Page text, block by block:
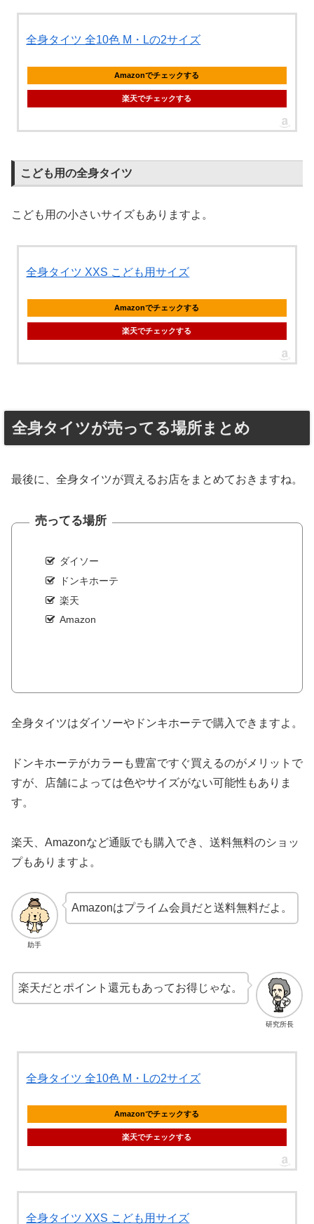
全身タイツ 全10色 M・Lの2サイズ
Amazonでチェックする
楽天でチェックする
こども用の全身タイツ
こども用の小さいサイズもありますよ。
全身タイツ XXS こども用サイズ
Amazonでチェックする
楽天でチェックする
全身タイツが売ってる場所まとめ
最後に、全身タイツが買えるお店をまとめておきますね。
売ってる場所
ダイソー
ドンキホーテ
楽天
Amazon
全身タイツはダイソーやドンキホーテで購入できますよ。
ドンキホーテがカラーも豊富ですぐ買えるのがメリットで
すが、店舗によっては色やサイズがない可能性もありま
す。
楽天、Amazonなど通販でも購入でき、送料無料のショッ
プもありますよ。
助手
Amazonはプライム会員だと送料無料だよ。
研究所長
楽天だとポイント還元もあってお得じゃな。
全身タイツ 全10色 M・Lの2サイズ
Amazonでチェックする
楽天でチェックする
全身タイツ XXS こども用サイズ